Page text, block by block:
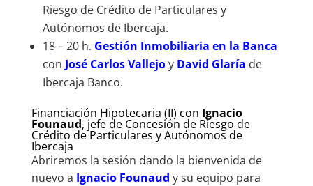
Riesgo de Crédito de Particulares y
Autónomos de Ibercaja.
18 – 20 h. Gestión Inmobiliaria en la Banca
con José Carlos Vallejoy David Glaría de
Ibercaja Banco.
Financiación Hipotecaria (II) con Ignacio
Founaud, jefe de Concesión de Riesgo de
Crédito de Particulares y Autónomos de
Ibercaja
Abriremos la sesión dando la bienvenida de
nuevo a Ignacio Founaud y su equipo para